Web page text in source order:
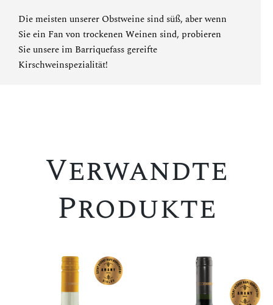
Die meisten unserer Obstweine sind süß, aber wenn
Sie ein Fan von trockenen Weinen sind, probieren
Sieunsere im Barriquefass gereifte
Kirschweinspezialität!
Verwandte
Produkte